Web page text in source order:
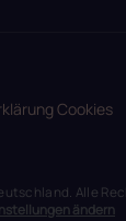
Cookies
. Alle
ändern